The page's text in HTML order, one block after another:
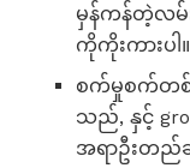
မှန်ကန်တဲ့လမ်
ကိုကိုးကားပါ။
စက်မှုစက်တ
သည်, နှင့်
အရာဦးတည်